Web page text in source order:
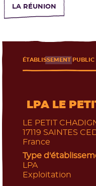
LA RÉUNION
LPA LE
ÉTABLISSEMENT PUBLIC
LE PETIT
17119 SAINTES
France
Type
LPA
Exploitation